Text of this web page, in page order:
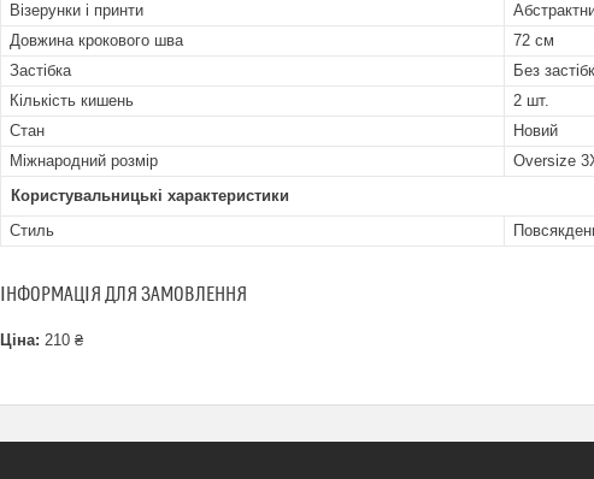
Візерунки і принти
Довжина крокового шва
72 см
Застібка
Без
Кількість кишень
2 шт.
Стан
Новий
Міжнародний розмір
Oversize
Користувальницькі характеристики
Стиль
ІНФОРМАЦІЯ ДЛЯ ЗАМОВЛЕННЯ
Ціна: 210 ₴